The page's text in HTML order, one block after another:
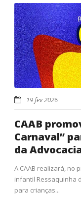
19 fev 2026
CAAB
Carnaval”
da
A CAAB realizará, no
infantil Ressaquinha
para crianças...